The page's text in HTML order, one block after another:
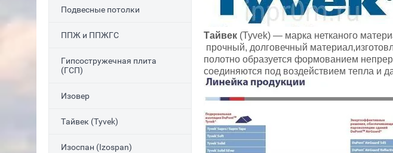
Подвесные потолки
ППЖ и ППЖГС
Гипсостружечная плита
(ГСП)
Изовер
Тайвек (Tyvek)
Изоспан (Izospan)
Тайвек (Tyvek) — марка нетканого
прочный, долговечный
полотно образуется формованием
соединяются под воздействием тепла и